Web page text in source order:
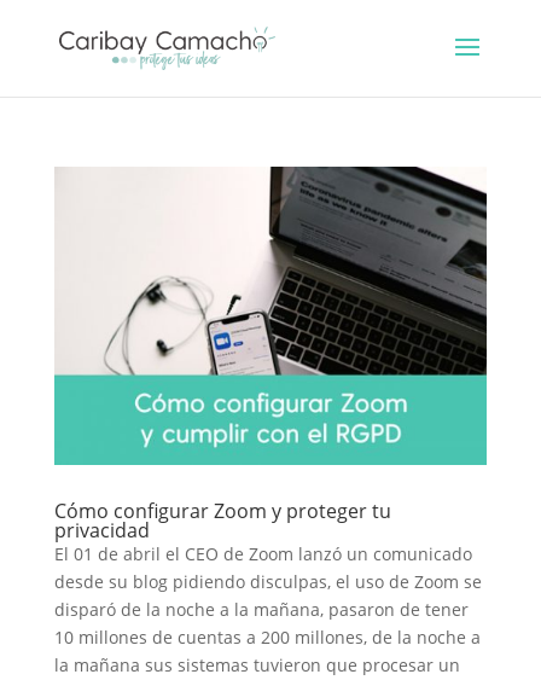
Cómo configurar Zoom y proteger tu
privacidad
El 01 de abril el CEO de Zoom lanzó un comunicado
desde su blog pidiendo disculpas, el uso de Zoom se
disparó de la noche a la mañana, pasaron de tener
10 millones de cuentas a 200 millones, de la noche a
la mañana sus sistemas tuvieron que procesar un